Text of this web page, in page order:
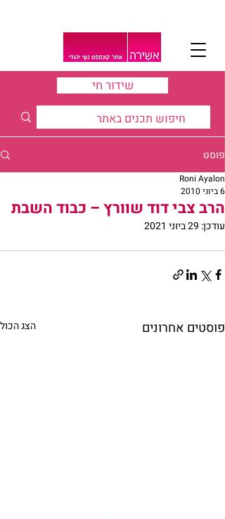
שידור חי
פוסט
הרב צבי דוד שוורץ – כבוד השבת
Roni Ayalon
6 ביוני 2010
עודכן: 29 ביוני 2021
פוסטים אחרונים הצג הכול